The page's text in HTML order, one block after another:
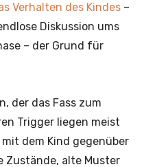
Verhalten des Kindes –
Diskussion ums
– der Grund für
der das Fass zum
Trigger liegen meist
dem Kind gegenüber
Zustände, alte Muster